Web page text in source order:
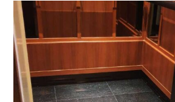
ติด
ตั้ง
คิ้ว
หน้า
ลิฟ
โรงแรม
เพนนินซูล่า